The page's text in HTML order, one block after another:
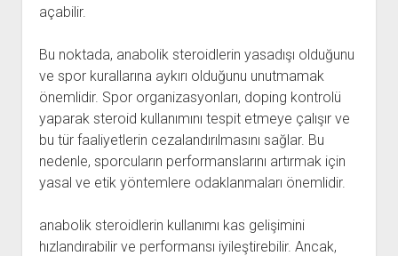
açabilir.
Bu noktada, anabolik steroidlerin yasadışı olduğunu
ve spor kurallarına aykırı olduğunu unutmamak
önemlidir. Spor organizasyonları, doping kontrolü
yaparak steroid kullanımını tespit etmeye çalışır ve
bu tür faaliyetlerin cezalandırılmasını sağlar. Bu
nedenle, sporcuların performanslarını artırmak için
yasal ve etik yöntemlere odaklanmaları önemlidir.
anabolik steroidlerin kullanımı kas gelişimini
hızlandırabilir ve performansı iyileştirebilir. Ancak,